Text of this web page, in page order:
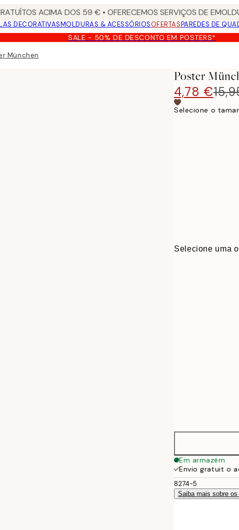
ACIMA DOS 59 € • OFERECEMOS SERVIÇOS DE
DECORATIVASMOLDURAS & ACESSÓRIOSOFERTASPAREDES DE
SALE - 50% DE DESCONTO EM POSTERS*
München
Poster
4,78 €
Selecione o
Selecione uma
Em armazém
Envio gratuit o
8274-5
Saiba mais sobre